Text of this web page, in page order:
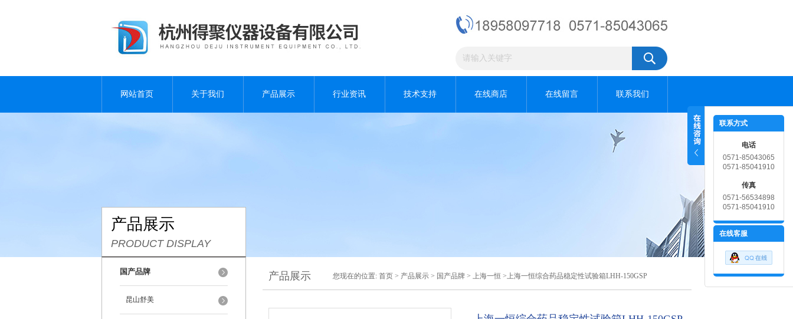
网站首页 关于我们 产品展示 行业资讯 技术支持 在线商店 在线留言 联系我们
产品展示
PRODUCT DISPLAY
国产品牌
昆山舒美
产品展示 您现在的位置: 首页 > 产品展示 > 国产品牌 > 上海一恒 >上海一恒综合药品稳定性试验箱LHH-150GSP
联系方式
电话
0571-85043065
0571-85041910
传真
0571-56534898
0571-85041910
在线客服